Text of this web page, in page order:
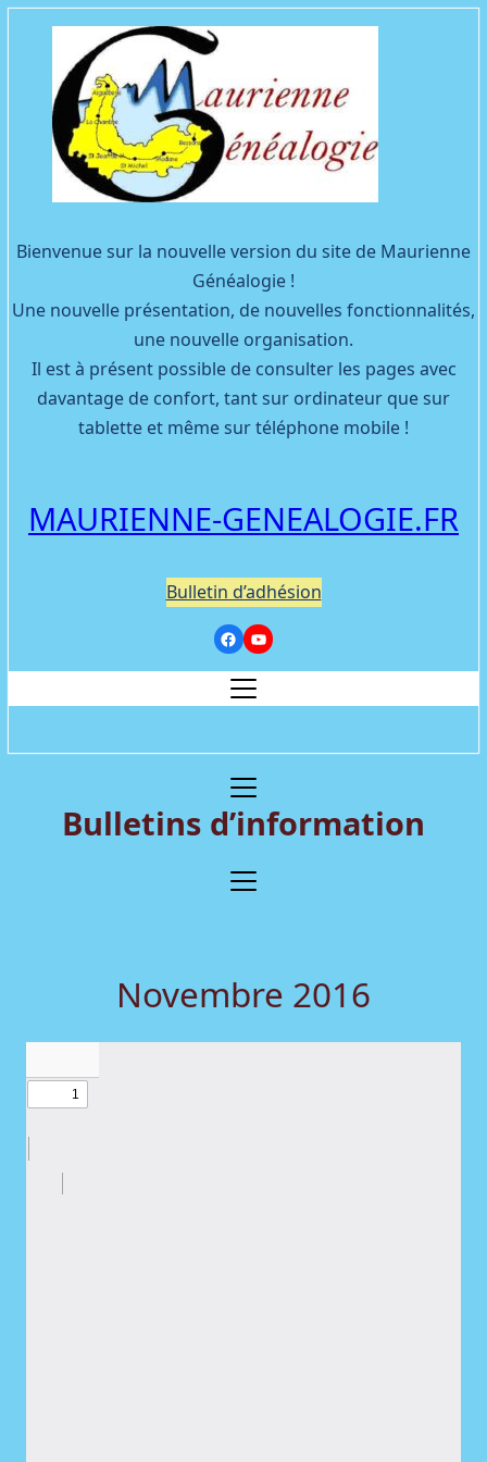
Bienvenue sur la nouvelle version du site de Maurienne
Généalogie !
Une nouvelle présentation, de nouvelles fonctionnalités,
une nouvelle organisation.
Il est à présent possible de consulter les pages avec
davantage de confort, tant sur ordinateur que sur
tablette et même sur téléphone mobile !
MAURIENNE-GENEALOGIE.FR
Bulletin d’adhésion
Facebook
YouTube
Bulletins d’information
Novembre 2016